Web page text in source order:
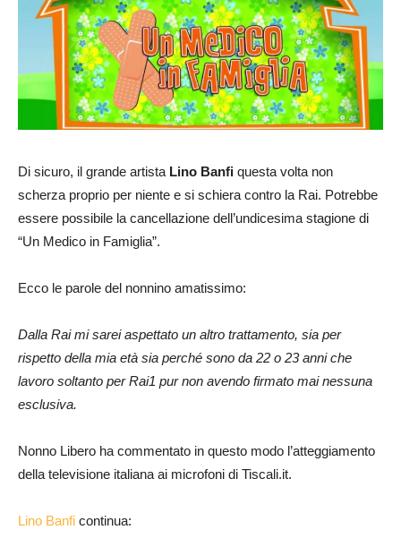
Di sicuro, il grande artista Lino Banfi questa volta non
scherza proprio per niente e si schiera contro la Rai. Potrebbe
essere possibile la cancellazione dell’undicesima stagione di
“Un Medico in Famiglia”.
Ecco le parole del nonnino amatissimo:
Dalla Rai mi sarei aspettato un altro trattamento, sia per
rispetto della mia età sia perché sono da 22 o 23 anni che
lavoro soltanto per Rai1 pur non avendo firmato mai nessuna
esclusiva.
Nonno Libero ha commentato in questo modo l’atteggiamento
della televisione italiana ai microfoni di Tiscali.it.
Lino Banfi continua: